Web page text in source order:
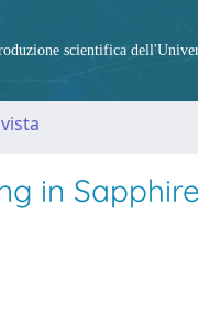
scientifica
in